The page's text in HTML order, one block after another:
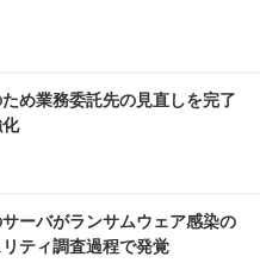
め業務委託先の見直しを完了
ーバがランサムウェア感染の
ティ調査過程で発覚